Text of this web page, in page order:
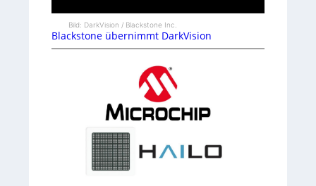
Bild: DarkVision / Blackstone Inc.
Blackstone übernimmt DarkVision